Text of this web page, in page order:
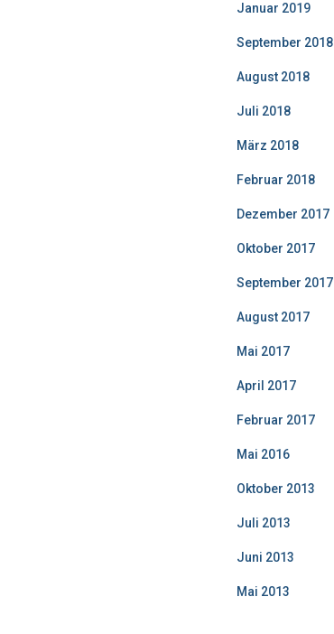
Januar 2019
September 2018
August 2018
Juli 2018
März 2018
Februar 2018
Dezember 2017
Oktober 2017
September 2017
August 2017
Mai 2017
April 2017
Februar 2017
Mai 2016
Oktober 2013
Juli 2013
Juni 2013
Mai 2013